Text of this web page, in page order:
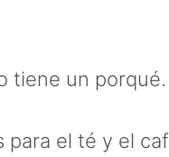
tiene un
para el té y el